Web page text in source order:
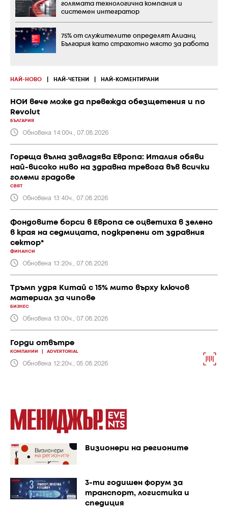
НАЙ-НОВО НАЙ-ЧЕТЕНИ НАЙ-КОМЕНТИРАНИ
НОИ вече може да превежда обезщетения и по
Revolut
БЪЛГАРИЯ
Обновена 14:00ч., 07.08.2026
Гореща вълна завладява Европа: Италия обяви
най-високо ниво на здравна тревога във всички
големи градове
СВЯТ
Обновена 13:40ч., 07.08.2026
Фондовите борси в Европа се оцветиха в зелено
в края на седмицата, подкрепени от здравния
сектор*
ФИНАНСИ
Обновена 13:20ч., 07.08.2026
Тръмп удря Китай с 15% мито върху ключов
материал за чипове
БИЗНЕС
Обновена 13:00ч., 07.08.2026
Горди отвътре
КОМПАНИИ ADVERTORIAL
Обновена 12:20ч., 05.08.2026
голямата технологична компания и
системен интегратор
75% от служителите определят Алианц
България като страхотно място за работа
Визионери на регионите
3-ти годишен форум за
транспорт, логистика и
спедиция